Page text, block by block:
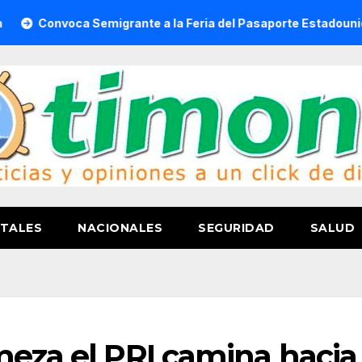
Semigrante a la Feria del Pasaporte Estadounidense 2026
NACIONALES SEGURIDAD SALUD